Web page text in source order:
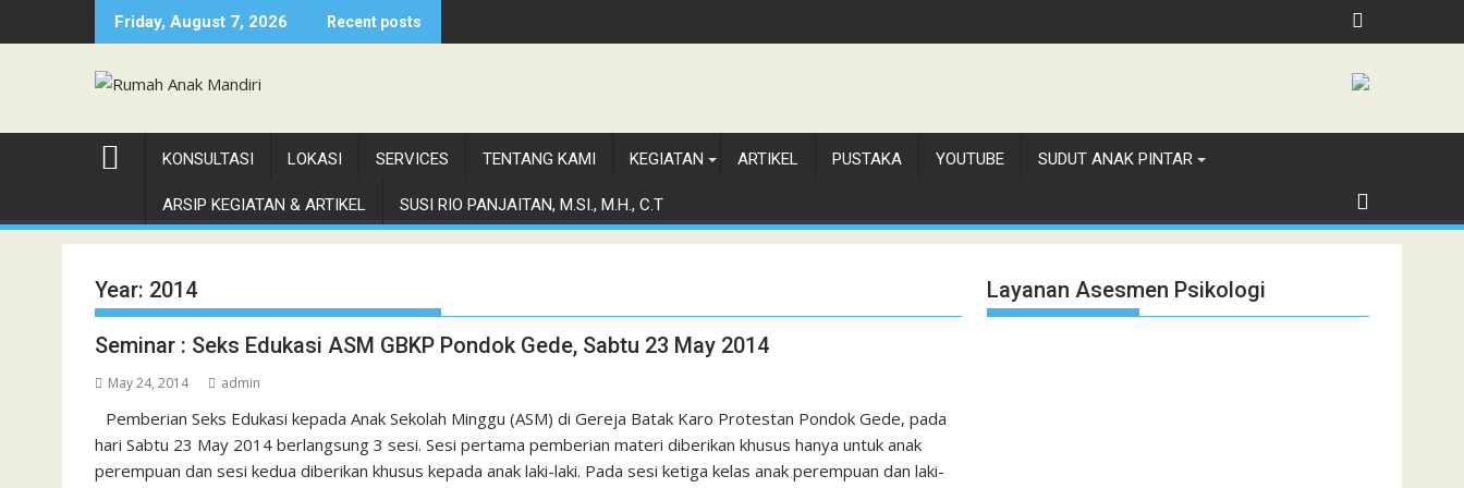
to
Friday, August 7, 2026 Recent posts
KONSULTASI LOKASI SERVICES TENTANG KAMI KEGIATAN ARTIKEL PUSTAKA YOUTUBE SUDUT ANAK PINTAR
ARSIP KEGIATAN & ARTIKEL SUSI RIO PANJAITAN, M.SI., M.H., C.T
Year: 2014
Seminar : Seks Edukasi ASM GBKP Pondok Gede, Sabtu 23 May 2014
May 24, 2014 admin
Pemberian Seks Edukasi kepada Anak Sekolah Minggu (ASM) di Gereja Batak Karo Protestan Pondok Gede, pada
hari Sabtu 23 May 2014 berlangsung 3 sesi. Sesi pertama pemberian materi diberikan khusus hanya untuk anak
perempuan dan sesi kedua diberikan khusus kepada anak laki-laki. Pada sesi ketiga kelas anak perempuan dan laki-
Layanan Asesmen Psikologi